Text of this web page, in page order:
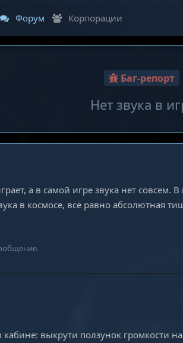
Форум Корпорации
Баг-репорт
Нет звука в
а в самой игре звука нет совсем.
в космосе, всё равно абсолютная
выкрути ползунок громкости